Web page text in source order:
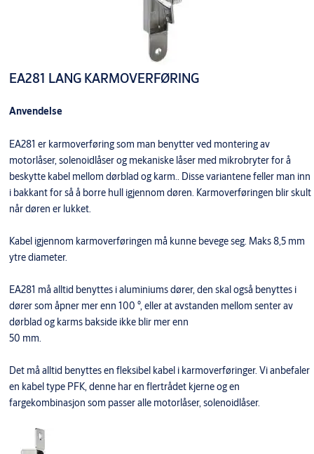
EA281 LANG KARMOVERFØRING
Anvendelse
EA281 er karmoverføring som man benytter ved montering av
motorlåser, solenoidlåser og mekaniske låser med mikrobryter for å
beskytte kabel mellom dørblad og karm.. Disse variantene feller man inn
i bakkant for så å borre hull igjennom døren. Karmoverføringen blir skult
når døren er lukket.
Kabel igjennom karmoverføringen må kunne bevege seg. Maks 8,5 mm
ytre diameter.
EA281 må alltid benyttes i aluminiums dører, den skal også benyttes i
dører som åpner mer enn 100 °, eller at avstanden mellom senter av
dørblad og karms bakside ikke blir mer enn
50 mm.
Det må alltid benyttes en fleksibel kabel i karmoverføringer. Vi anbefaler
en kabel type PFK, denne har en flertrådet kjerne og en
fargekombinasjon som passer alle motorlåser, solenoidlåser.